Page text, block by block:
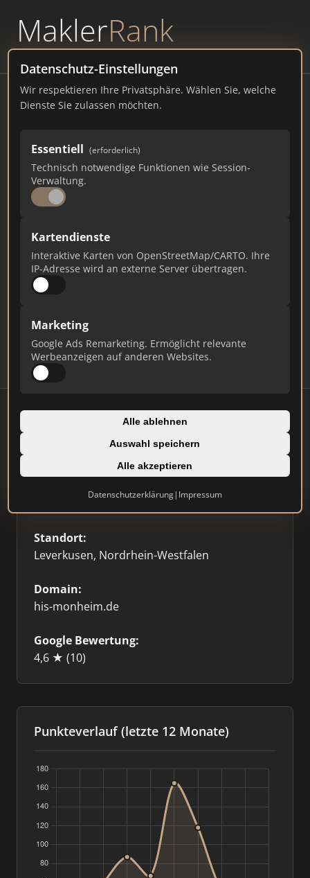
MaklerRank
powered byWAVEPOINT
Datenschutz-Einstellungen
Wir respektieren Ihre Privatsphäre. Wählen Sie, welche
Dienste Sie zulassen möchten.
Essentiell (erforderlich)
Technisch notwendige Funktionen wie Session-
Verwaltung.
Kartendienste
Interaktive Karten von OpenStreetMap/CARTO. Ihre
IP-Adresse wird an externe Server übertragen.
Marketing
Google Ads Remarketing. Ermöglicht relevante
Werbeanzeigen auf anderen Websites.
Alle ablehnen
Auswahl speichern
Alle akzeptieren
Datenschutzerklärung| Impressum
Hensel Immobilien Service
his-monheim.de
20
Ist das Ihr Unternehmen?
Verifizieren Sie Ihr Profil, bearbeiten Sie Ihre
Updates.
Profil beanspruchen
Standort:
Leverkusen, Nordrhein-Westfalen
Domain:
his-monheim.de
Google Bewertung:
4,6 ★ (10)
Punkteverlauf (letzte 12 Monate)